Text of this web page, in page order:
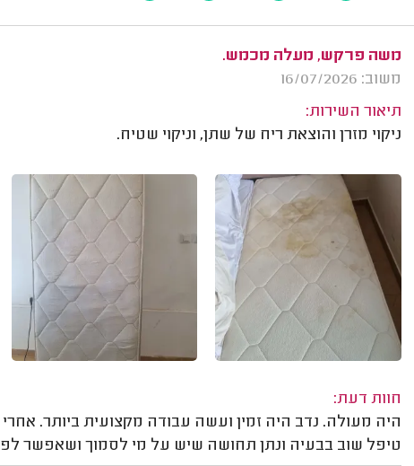
משה פרקש, מעלה מכמש.
משוב: 16/07/2026
תיאור השירות:
ניקוי מזרן והוצאת ריח של שתן, וניקוי שטיח.
חוות דעת:
היה מעולה. נדב היה זמין ועשה עבודה מקצועית ביותר.
טיפל שוב בבעיה ונתן תחושה שיש על מי לסמוך ושאפשר